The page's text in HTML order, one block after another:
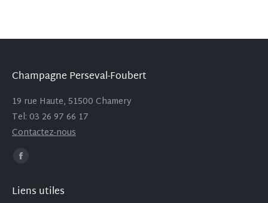
Champagne Perseval-Foubert
19 rue Haute, 51500 Chamery
Tel: 03 26 97 66 17
Contactez-nous
Trouvez nous sur :
Facebook
opens
Liens utiles